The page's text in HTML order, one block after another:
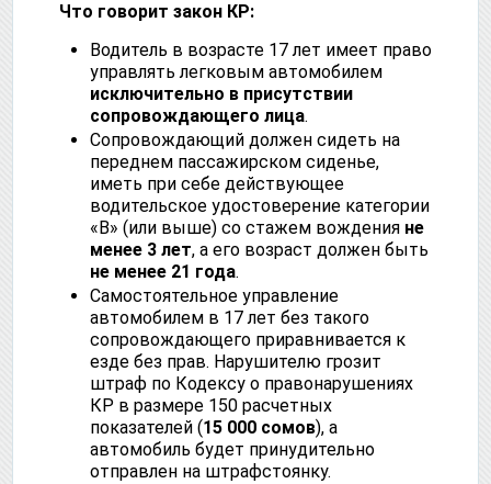
Что говорит закон КР:
Водитель в возрасте 17 лет имеет право
управлять легковым автомобилем
исключительно в присутствии
сопровождающего лица.
Сопровождающий должен сидеть на
переднем пассажирском сиденье,
иметь при себе действующее
водительское удостоверение категории
«B» (или выше) со стажем вождения не
менее 3 лет, а его возраст должен быть
не менее 21 года.
Самостоятельное управление
автомобилем в 17 лет без такого
сопровождающего приравнивается к
езде без прав. Нарушителю грозит
штраф по Кодексу о правонарушениях
КР в размере 150 расчетных
показателей (15 000 сомов), а
автомобиль будет принудительно
отправлен на штрафстоянку.